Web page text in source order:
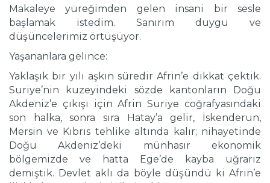
Makaleye yüreğimden gelen insani bir sesle
başlamak istedim. Sanırım duygu ve
düşüncelerimiz örtüşüyor.
Yaşananlara gelince:
Yaklaşık bir yılı aşkın süredir Afrin’e dikkat çektik.
Suriye’nin kuzeyindeki sözde kantonların Doğu
Akdeniz’e çıkışı için Afrin Suriye coğrafyasındaki
son halka, sonra sıra Hatay’a gelir, İskenderun,
Mersin ve Kıbrıs tehlike altında kalır; nihayetinde
Doğu Akdeniz’deki münhasır ekonomik
bölgemizde ve hatta Ege’de kayba uğrarız
demiştik. Devlet aklı da böyle düşündü ki Afrin’e